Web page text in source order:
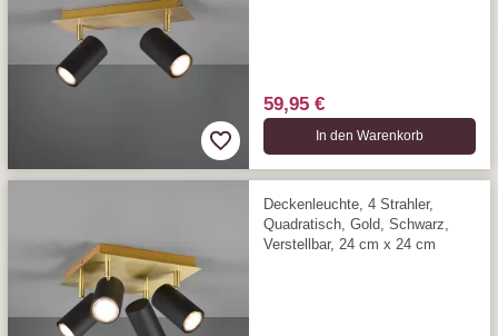
59,95 €
In den Warenkorb
Deckenleuchte, 4 Strahler,
Quadratisch, Gold, Schwarz,
Verstellbar, 24 cm x 24 cm